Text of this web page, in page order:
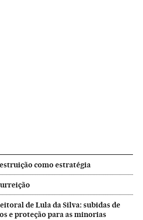
como estratégia
de Lula da Silva: subidas de
e proteção para as minorias